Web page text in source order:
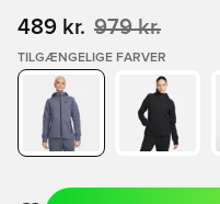
489 kr. 979 kr.
TILGÆNGELIGE FARVER